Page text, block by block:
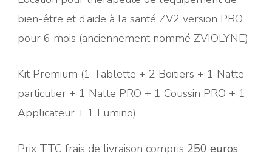
bien-être et d’aide à la santé ZV2 version PRO
pour 6 mois (anciennement nommé ZVIOLYNE)
Kit Premium (1 Tablette + 2 Boitiers + 1 Natte
particulier + 1 Natte PRO + 1 Coussin PRO + 1
Applicateur + 1 Lumino)
Prix TTC frais de livraison compris 250 euros